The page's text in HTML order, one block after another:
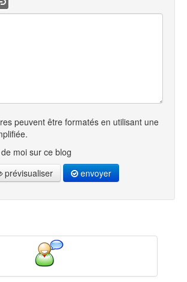
peuvent être formatés en utilisant une
moi sur ce blog
prévisualiser
envoyer